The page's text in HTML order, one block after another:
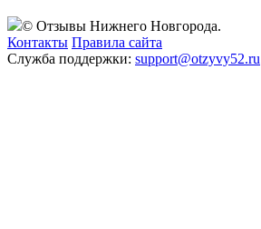
© Отзывы Нижнего Новгорода.
Контакты Правила сайта
Служба поддержки: support@otzyvy52.ru